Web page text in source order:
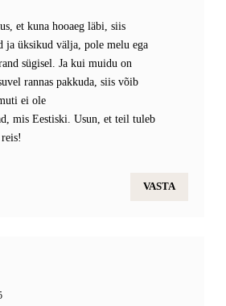
et kuna hooaeg läbi, siis
ja üksikud välja, pole melu ega
sügisel. Ja kui muidu on
rannas pakkuda, siis võib
ei ole
mis Eestiski. Usun, et teil tuleb
VASTA